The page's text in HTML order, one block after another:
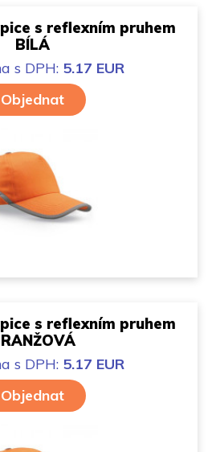
s reflexním pruhem
BÍLÁ
s DPH: 5.17 EUR
Objednat
s reflexním pruhem
s DPH: 5.17 EUR
Objednat